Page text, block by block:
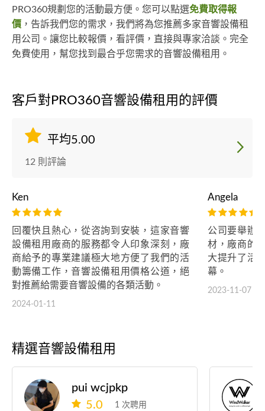
PRO360規劃您的活動最方便。您可以點選免費取得報
價 ，告訴我們您的需求，我們將為您推薦多家音響設備租
用公司。讓您比較報價，看評價，直接與專家洽談。完全
免費使用，幫您找到最合乎您需求的音響設備租用。
客戶對PRO360音響設備租用的評價
平均5.00
12 則評論
Ken
回覆快且熱心，從咨詢到安裝，這家音響
設備租用廠商的服務都令人印象深刻，廠
商給予的專業建議極大地方便了我們的活
動籌備工作，音響設備租用價格公道，絕
對推薦給需要音響設備的各類活動。
2024-01-11
Angela
公司要舉辦
材，廠商的
大提升了活
幕。
2023-11-07
精選音響設備租用
pui wcjpkp
5.0
1 次聘用